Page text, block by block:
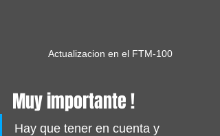
Actualizacion en el FTM-100
Muy importante !
Hay que tener en cuenta y